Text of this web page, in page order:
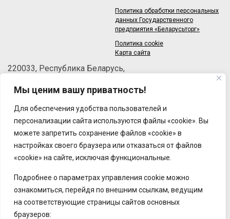
Мы ценим вашу приватность!
Для обеспечения удобства пользователей и
персонализации сайта используются файлы «cookie». Вы
можете запретить сохранение файлов «cookie» в
настройках своего браузера или отказаться от файлов
«cookie» на сайте, исключая функциональные.
Подробнее о параметрах управления cookie можно
ознакомиться, перейдя по внешним ссылкам, ведущим
на соответствующие страницы сайтов основных
браузеров:
Политика обработки персональных
данных Государственного
предприятия «Беларусьторг»
Политика cookie
Карта сайта
220033, Республика Беларусь,
Телефон: +375 (17) 215-63-33
Факс: +375 (17) 270-30-50
Email:brt@brt.by